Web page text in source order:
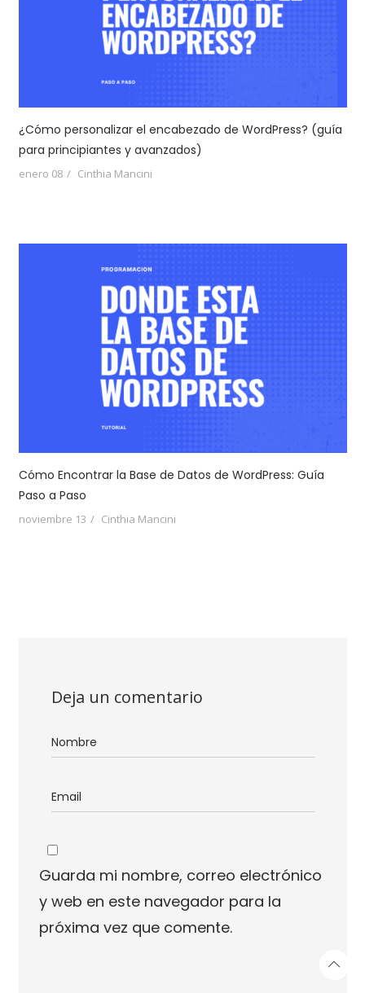
¿Cómo personalizar el encabezado de WordPress? (guía
para principiantes y avanzados)
enero 08 Cinthia Mancini
Cómo Encontrar la Base de Datos de WordPress: Guía
Paso a Paso
noviembre 13 Cinthia Mancini
Deja un comentario
Guarda mi nombre, correo electrónico
y web en este navegador para la
próxima vez que comente.